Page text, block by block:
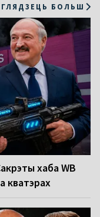
ГЛЯДЗЕЦЬ БОЛЬШ
хаба WB
кватэрах